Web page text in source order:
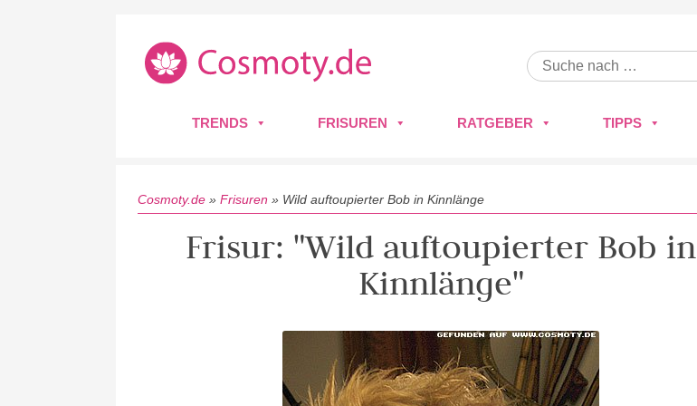
TRENDS FRISUREN RATGEBER TIPPS
Cosmoty.de » Frisuren » Wild auftoupierter Bob in Kinnlänge
Frisur: "Wild auftoupierter Bob in
Kinnlänge"